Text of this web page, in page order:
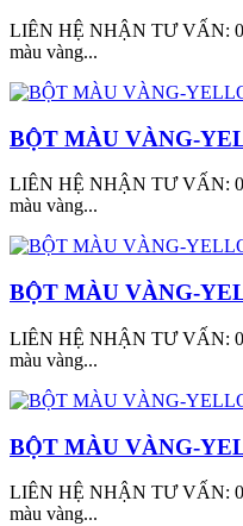
LIÊN HỆ NHẬN TƯ VẤN:
màu vàng...
BỘT MÀU VÀNG-
LIÊN HỆ NHẬN TƯ VẤN:
màu vàng...
BỘT MÀU VÀNG-
LIÊN HỆ NHẬN TƯ VẤN:
màu vàng...
BỘT MÀU VÀNG-
LIÊN HỆ NHẬN TƯ VẤN:
màu vàng...